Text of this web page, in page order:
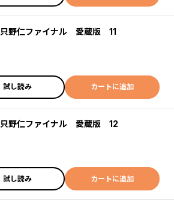
只野仁ファイナル 愛蔵版 11
試し読み カートに追加
只野仁ファイナル 愛蔵版 12
試し読み カートに追加